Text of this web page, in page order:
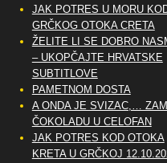
JAK POTRES U MORU
GRČKOG OTOKA CRETA
ŽELITE LI SE DOBRO
– UKOPČAJTE HRVATSKE
SUBTITLOVE
PAMETNOM DOSTA
A ONDA JE SVIZAC,…
ČOKOLADU U CELOFAN
JAK POTRES KOD OTOKA
KRETA U GRČKOJ